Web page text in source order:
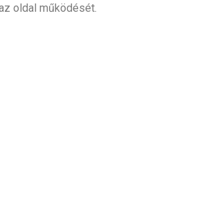
oldal működését.